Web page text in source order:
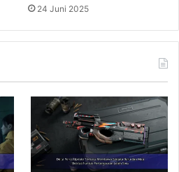
24 Juni 2025